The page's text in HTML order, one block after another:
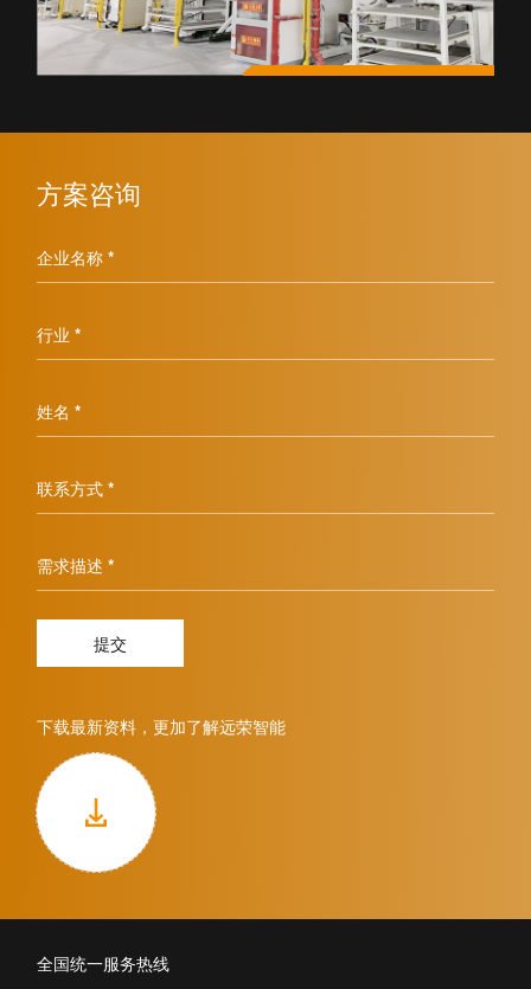
方案咨询
企业名称 *
行业 *
姓名 *
联系方式 *
需求描述 *
提交
下载最新资料，更加了解远荣智能
全国统一服务热线